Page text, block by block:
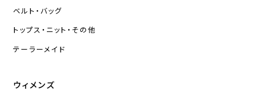
ベルト・バッグ
トップス・ニット・その他
テーラーメイド
ウィメンズ